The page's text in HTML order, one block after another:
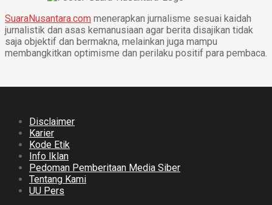
SuaraNusantara.com menerapkan jurnalisme sesuai kaidah
jurnalistik dan asas kemanusiaan agar berita disajikan tidak
saja objektif dan bermakna, melainkan juga mampu
membangkitkan optimisme dan perilaku positif para pembaca.
Disclaimer
Karier
Kode Etik
Info Iklan
Pedoman Pemberitaan Media Siber
Tentang Kami
UU Pers